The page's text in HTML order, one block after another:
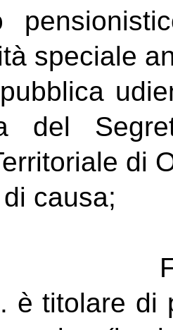
speciale
del
di
causa;
è titolare di